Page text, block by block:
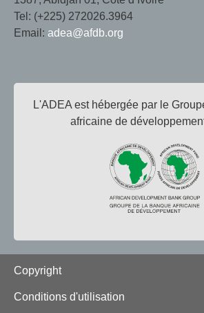
Tel: (+225) 272026.3964
Email: adea@afdb.org
L'ADEA est hébergée par le
africaine de
Footer
Copyright
Conditions d'utilisation